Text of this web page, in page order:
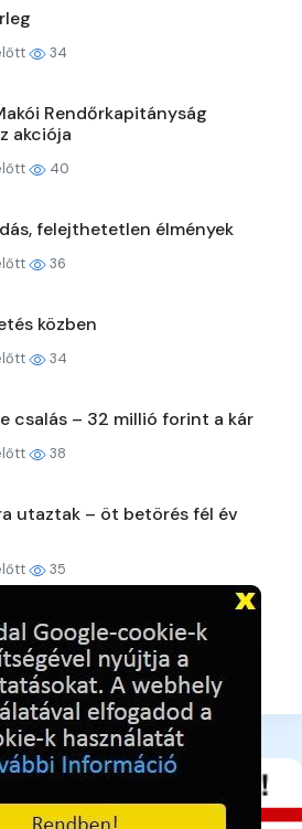
34
Rendőrkapitányság
akciója
40
felejthetetlen élmények
36
közben
34
csalás – 32 millió forint a kár
38
utaztak – öt betörés fél év
35
támadnak az online csalók!
36